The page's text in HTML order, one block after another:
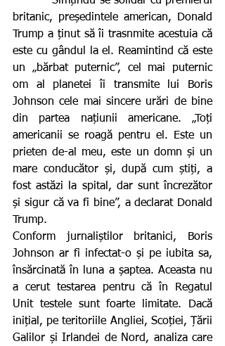
britanic, președintele american, Donald
Trump a ținut să îi trasnmite acestuia că
este cu gândul la el. Reamintind că este
un „bărbat puternic”, cel mai puternic
om al planetei îi transmite lui Boris
Johnson cele mai sincere urări de bine
din partea națiunii americane. „Toți
americanii se roagă pentru el. Este un
prieten de-al meu, este un domn și un
mare conducător și, după cum știți, a
fost astăzi la spital, dar sunt încrezător
și sigur că va fi bine”, a declarat Donald
Trump.
Conform jurnaliștilor britanici, Boris
Johnson ar fi infectat-o și pe iubita sa,
însărcinată în luna a șaptea. Aceasta nu
a cerut testarea pentru că în Regatul
Unit testele sunt foarte limitate. Dacă
inițial, pe teritoriile Angliei, Scoției, Țării
Galilor și Irlandei de Nord, analiza care